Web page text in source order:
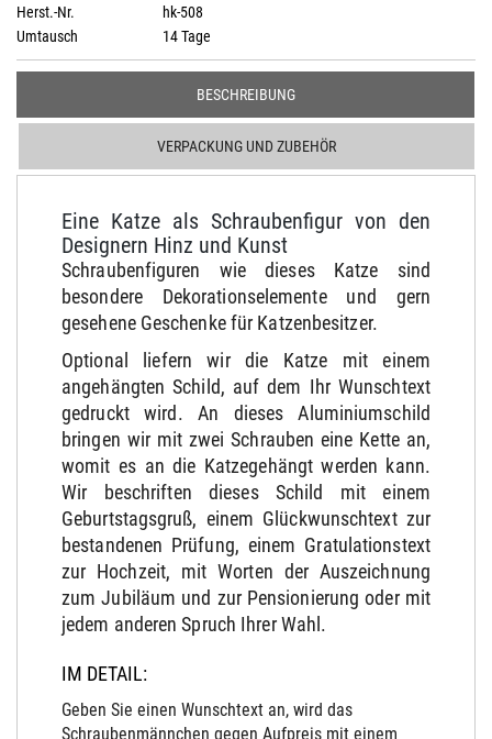
Herst.-Nr.
hk-508
Umtausch
14 Tage
BESCHREIBUNG
VERPACKUNG UND ZUBEHÖR
Eine Katze als Schraubenfigur von den
Designern Hinz und Kunst
Schraubenfiguren wie dieses Katze sind
besondere Dekorationselemente und gern
gesehene Geschenke für Katzenbesitzer.
Optional liefern wir die Katze mit einem
angehängten Schild, auf dem Ihr Wunschtext
gedruckt wird. An dieses Aluminiumschild
bringen wir mit zwei Schrauben eine Kette an,
womit es an die Katzegehängt werden kann.
Wir beschriften dieses Schild mit einem
Geburtstagsgruß, einem Glückwunschtext zur
bestandenen Prüfung, einem Gratulationstext
zur Hochzeit, mit Worten der Auszeichnung
zum Jubiläum und zur Pensionierung oder mit
jedem anderen Spruch Ihrer Wahl.
IM DETAIL:
Geben Sie einen Wunschtext an, wird das
Schraubenmännchen gegen Aufpreis mit einem